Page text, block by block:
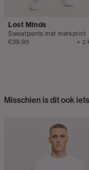
Lost Minds
Sweatpants met merkprint
€39.95
+ 2
Misschien is dit ook